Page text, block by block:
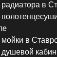
радиатора в
мойки в
душевой